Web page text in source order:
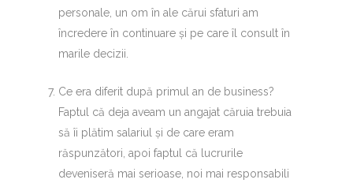
personale, un om în ale cărui sfaturi am
încredere în continuare și pe care îl consult în
marile decizii.
Ce era diferit după primul an de business?
Faptul că deja aveam un angajat căruia trebuia
să îi plătim salariul și de care eram
răspunzători, apoi faptul că lucrurile
deveniseră mai serioase, noi mai responsabili